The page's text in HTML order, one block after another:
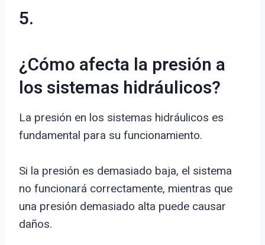
5.
¿Cómo afecta la presión a
los sistemas hidráulicos?
La presión en los sistemas hidráulicos es
fundamental para su funcionamiento.
Si la presión es demasiado baja, el sistema
no funcionará correctamente, mientras que
una presión demasiado alta puede causar
daños.